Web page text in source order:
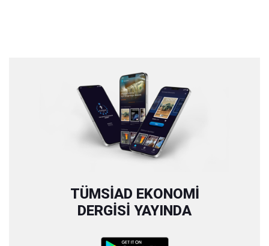
TÜMSİAD EKONOMİ
DERGİSİ YAYINDA